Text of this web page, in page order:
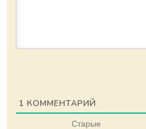
1 КОММЕНТАРИЙ
Старые